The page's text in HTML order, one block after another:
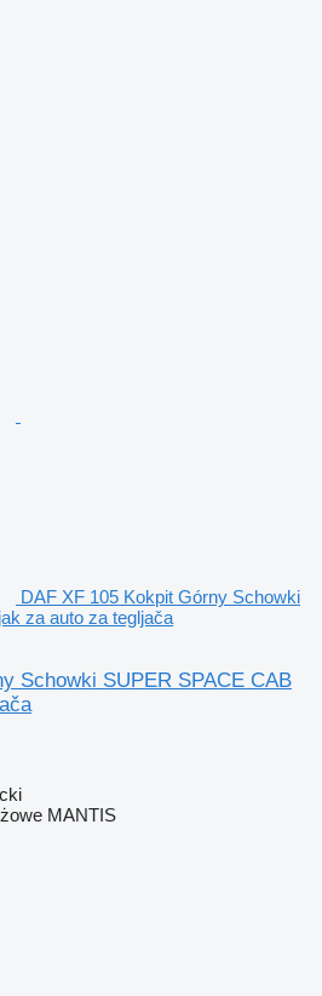
DAF XF 105 Kokpit Górny Schowki
za auto za tegljača
Schowki SUPER SPACE CAB
MANTIS